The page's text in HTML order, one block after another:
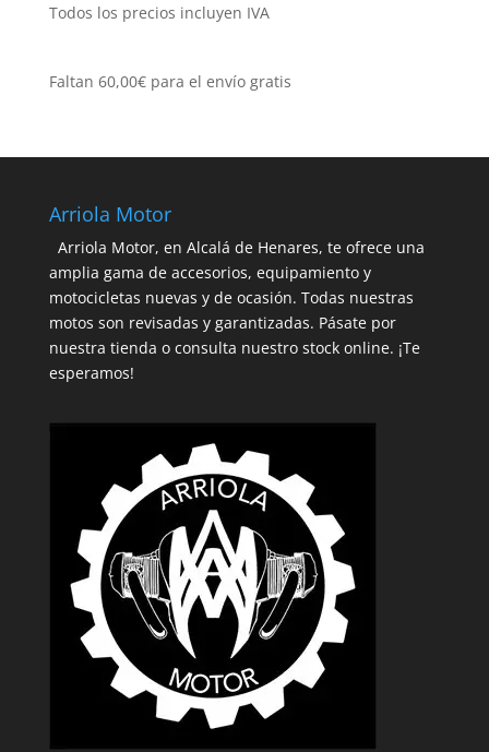
Todos los precios incluyen IVA
Faltan 60,00€para el envío gratis
Arriola Motor
Arriola Motor, en Alcalá de Henares, te ofrece una
amplia gama de accesorios, equipamiento y
motocicletas nuevas y de ocasión. Todas nuestras
motos son revisadas y garantizadas. Pásate por
nuestra tienda o consulta nuestro stock online. ¡Te
esperamos!